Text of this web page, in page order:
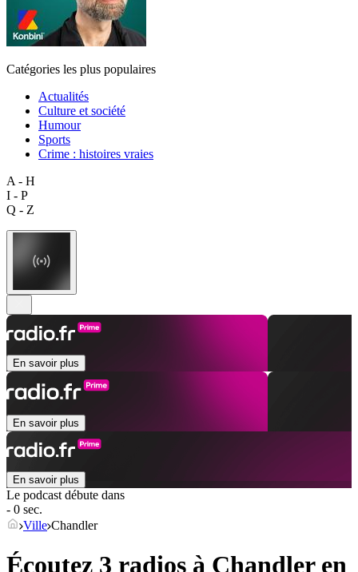
Catégories les plus populaires
Actualités
Culture et société
Humour
Sports
Crime : histoires vraies
A - H
I - P
Q - Z
En savoir plus
En savoir plus
En savoir plus
Le podcast débute dans
- 0 sec.
Ville Chandler
Écoutez 3 radios à Chandleren